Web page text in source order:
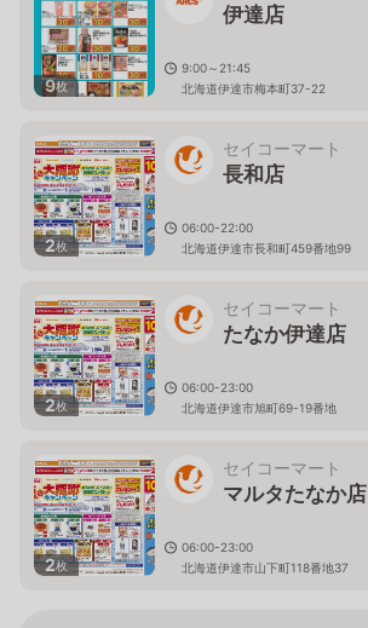
9枚
伊達店
9:00～21:45
北海道伊達市梅本町37-22
2枚
セイコーマート
長和店
06:00-22:00
北海道伊達市長和町459番地99
2枚
セイコーマート
たなか伊達店
06:00-23:00
北海道伊達市旭町69-19番地
2枚
セイコーマート
マルタたなか店
06:00-23:00
北海道伊達市山下町118番地37